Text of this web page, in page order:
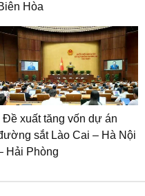
Hòa
Đề xuất tăng vốn dự án
sắt Lào Cai – Hà Nội
Hải Phòng